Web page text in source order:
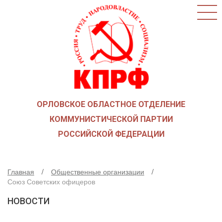
КАК ВСТУПИТЬ В КПРФ
ОБЩЕСТВЕННЫЕ ОРГАНИЗАЦИИ
СОЮЗ СОВЕТСКИХ ОФИЦЕРОВ В ПОДДЕРЖКУ
АРМИИ И ФЛОТА
ДЕПУТАТСКАЯ ВЕРТИКАЛЬ
ОРЛОВСКОЕ ОБЛАСТНОЕ ОТДЕЛЕНИЕ
КОММУНИСТИЧЕСКОЙ ПАРТИИ
РОССИЙСКОЙ ФЕДЕРАЦИИ
Главная
Общественные организации
Союз Советских офицеров
НОВОСТИ